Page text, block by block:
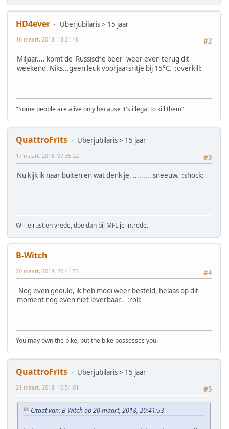
HD4ever
Uberjubilaris > 15 jaar
#2
16 maart, 2018, 18:21:48
Miljaar.... komt de 'Russische beer' weer even terug dit
weekend. Niks...geen leuk voorjaarsritje bij 15°C. :overkill:
"Some people are alive only because it's illegal to kill them"
QuattroFrits
Uberjubilaris > 15 jaar
#3
17 maart, 2018, 07:35:22
Nu kijk ik naar buiten en wat denk je, ......... sneeuw. :shock:
Wil je rust en vrede, doe dan bij MFL je intrede.
B-Witch
#4
20 maart, 2018, 20:41:53
Nog even geduld, ik heb mooi weer besteld, helaas op dit
moment nog even niet leverbaar.. :roll:
You may own the bike, but the bike possesses you.
QuattroFrits
Uberjubilaris > 15 jaar
#5
21 maart, 2018, 16:51:01
Citaat van: B-Witch op 20 maart, 2018, 20:41:53